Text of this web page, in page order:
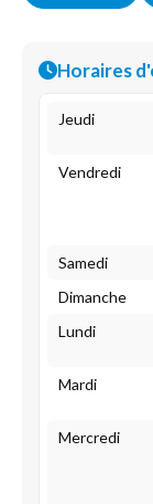
Horaires
Jeudi
Vendredi
Samedi
Dimanche
Lundi
Mardi
Mercredi